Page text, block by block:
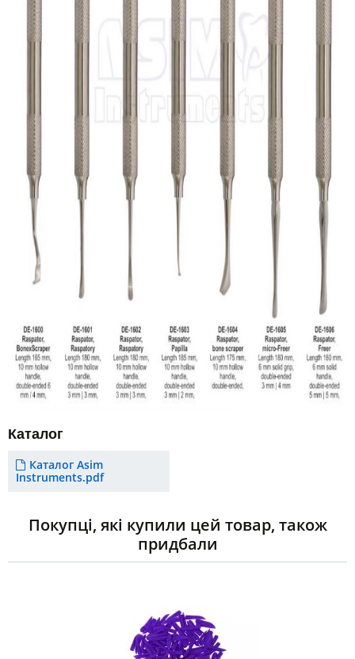
Каталог
Каталог Asim
Instruments.pdf
Покупці, які купили цей товар, також
придбали